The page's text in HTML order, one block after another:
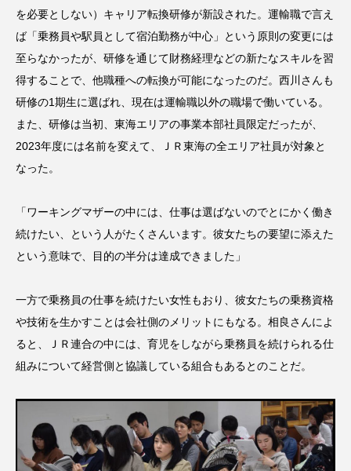
を必要としない）キャリア転換研修が新設された。運輸職で言え
ば「乗務員や駅員として宿泊勤務が中心」という原則の変更には
至らなかったが、研修を通じて財務経理などの新たなスキルを習
得することで、他職種への転換が可能になったのだ。西川さんも
研修の1期生に選ばれ、現在は運輸職以外の職場で働いている。
また、研修は当初、東海エリアの事業本部社員限定だったが、
2023年度には名前を変えて、ＪＲ東海の全エリア社員が対象と
なった。
「ワーキングマザーの中には、仕事は選ばないのでとにかく働き
続けたい、という人がたくさんいます。彼女たちの要望に添えた
という意味で、目的の半分は達成できました」
一方で乗務員の仕事を続けたい女性もおり、彼女たちの乗務資格
や技術を生かすことは会社側のメリットにもなる。相良さんによ
ると、ＪＲ連合の中には、育児をしながら乗務員を続けられる仕
組みについて経営側と協議している組合もあるとのことだ。